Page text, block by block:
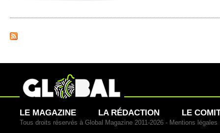
LE MAGAZINE LA RÉDACTION LE
Tous droits réservés à Global Magazine 2011-2026 - Mentions légales